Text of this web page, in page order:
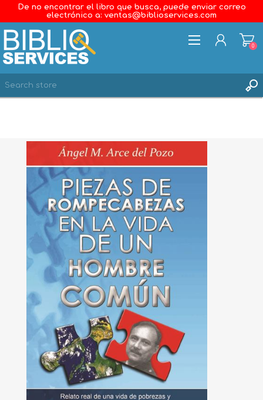
De no encontrar el libro que busca, puede enviar correo
electrónico a: ventas@biblioservices.com
WISHLIST
0
0